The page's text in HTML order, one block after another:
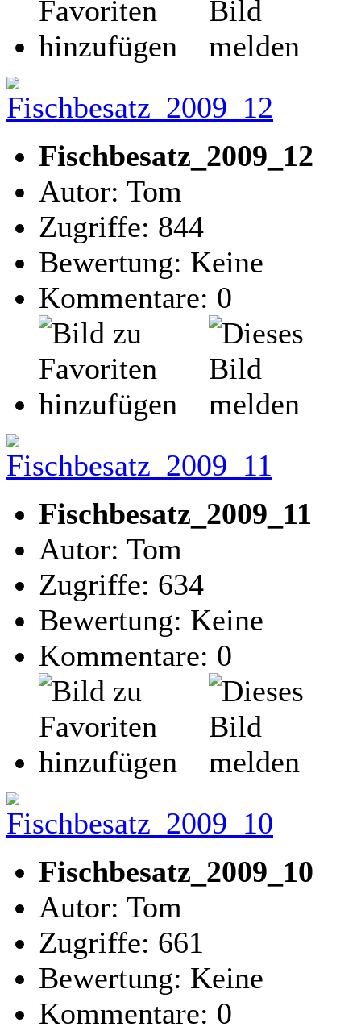
Fischbesatz_2009_12
Autor: Tom
Zugriffe: 844
Bewertung: Keine
Kommentare: 0
Fischbesatz_2009_11
Autor: Tom
Zugriffe: 634
Bewertung: Keine
Kommentare: 0
Fischbesatz_2009_10
Autor: Tom
Zugriffe: 661
Bewertung: Keine
Kommentare: 0